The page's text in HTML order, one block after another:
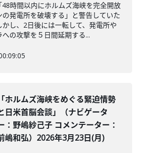
時間以内にホルムズ海峡を完全開放
の発電所を破壊する」と警告していた
かし、2日後には一転して、発電所や
の攻撃を５日間延期する...
「ホルムズ海峡をめぐる緊迫情勢
日米首脳会談」（ナビゲータ
：野嶋紗己子 コメンテーター：
嶋和弘）2026年3月23日(月)